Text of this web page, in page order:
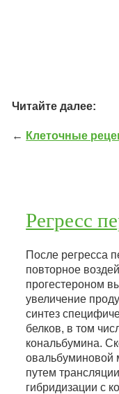
Читайте далее:
← Клеточные
Регресс
После регресса
повторное
прогестероном
увеличение
синтез
белков, в том
кональбумина.
овальбуминовой
путем
гибридизации с